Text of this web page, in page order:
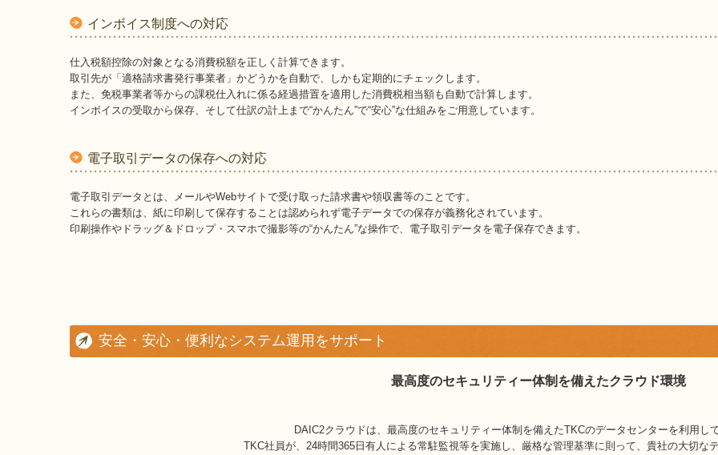
インボイス制度への対応
仕入税額控除の対象となる消費税額を正しく計算できます。
取引先が「適格請求書発行事業者」かどうかを自動で、しかも定期的にチェックします。
また、免税事業者等からの課税仕入れに係る経過措置を適用した消費税相当額も自動で計算します。
インボイスの受取から保存、そして仕訳の計上まで“かんたん”で“安心”な仕組みをご用意しています。
電子取引データの保存への対応
電子取引データとは、メールやWebサイトで受け取った請求書や領収書等のことです。
これらの書類は、紙に印刷して保存することは認められず電子データでの保存が義務化されています。
印刷操作やドラッグ＆ドロップ・スマホで撮影等の“かんたん”な操作で、電子取引データを電子保存できます。
安全・安心・便利なシステム運用をサポート
最高度のセキュリティー体制を備えたクラウド環境
DAIC2クラウドは、最高度のセキュリティー体制を備えたTKCのデータセンターを利用し
TKC社員が、24時間365日有人による常駐監視等を実施し、厳格な管理基準に則って、貴社の大切な